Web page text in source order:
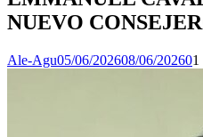
NUEVO
Ale-Agu05/06/202608/06/202601